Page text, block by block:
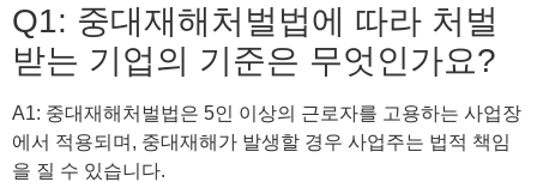
Q1: 중대재해처벌법에 따라 처벌
받는 기업의 기준은 무엇인가요?
A1: 중대재해처벌법은 5인 이상의 근로자를 고용하는 사업장
에서 적용되며, 중대재해가 발생할 경우 사업주는 법적 책임
을 질 수 있습니다.